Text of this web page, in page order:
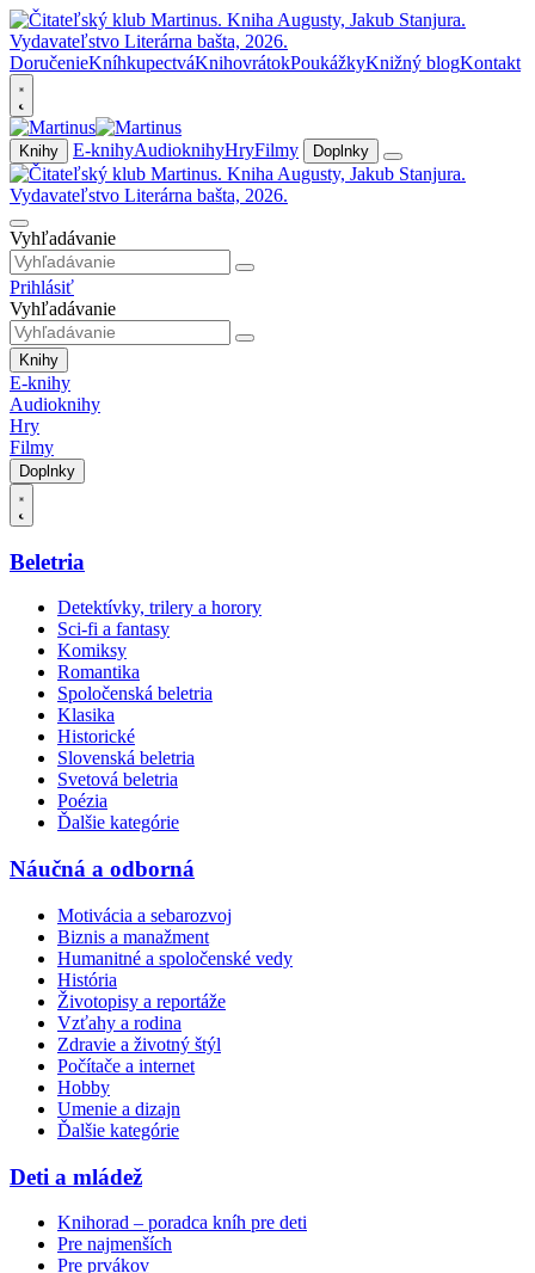
DoručenieKníhkupectváKnihovrátokPoukážkyKnižný blogKontakt
Knihy E-knihyAudioknihyHryFilmy Doplnky
Vyhľadávanie
Prihlásiť
Vyhľadávanie
Knihy
E-knihy
Audioknihy
Hry
Filmy
Doplnky
Beletria
Detektívky, trilery a horory
Sci-fi a fantasy
Komiksy
Romantika
Spoločenská beletria
Klasika
Historické
Slovenská beletria
Svetová beletria
Poézia
Ďalšie kategórie
Náučná a odborná
Motivácia a sebarozvoj
Biznis a manažment
Humanitné a spoločenské vedy
História
Životopisy a reportáže
Vzťahy a rodina
Zdravie a životný štýl
Počítače a internet
Hobby
Umenie a dizajn
Ďalšie kategórie
Deti a mládež
Knihorad – poradca kníh pre deti
Pre najmenších
Pre prvákov